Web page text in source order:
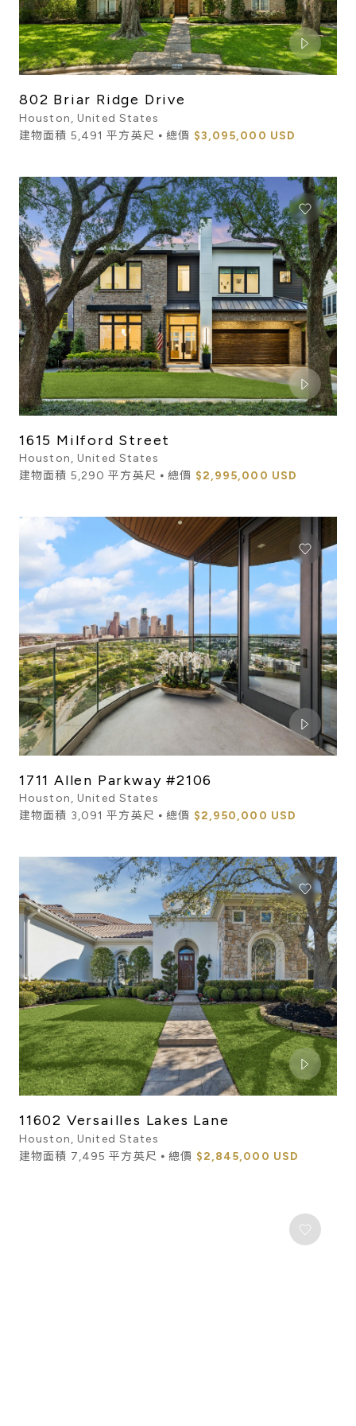
802 Briar Ridge Drive
Houston, United States
建物面積 5,491 平方英尺 ⦁ 總價 $3,095,000 USD
1615 Milford Street
Houston, United States
建物面積 5,290 平方英尺 ⦁ 總價 $2,995,000 USD
1711 Allen Parkway #2106
Houston, United States
建物面積 3,091 平方英尺 ⦁ 總價 $2,950,000 USD
11602 Versailles Lakes Lane
Houston, United States
建物面積 7,495 平方英尺 ⦁ 總價 $2,845,000 USD